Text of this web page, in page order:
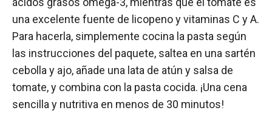
una excelente fuente de licopeno y vitaminas C y A.
Para hacerla, simplemente cocina la pasta según
las instrucciones del paquete, saltea en una sartén
cebolla y ajo, añade una lata de atún y salsa de
tomate, y combina con la pasta cocida. ¡Una cena
sencilla y nutritiva en menos de 30 minutos!